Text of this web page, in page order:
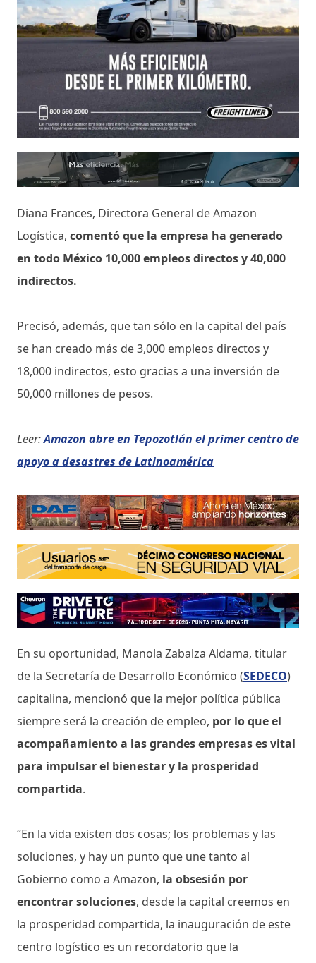
Diana Frances, Directora General de Amazon
Logística, comentó que la empresa ha generado
en todo México 10,000 empleos directos y 40,000
indirectos.
Precisó, además, que tan sólo en la capital del país
se han creado más de 3,000 empleos directos y
18,000 indirectos, esto gracias a una inversión de
50,000 millones de pesos.
Leer:Amazon abre en Tepozotlán el primer centro de
apoyo a desastres de Latinoamérica
En su oportunidad, Manola Zabalza Aldama, titular
de la Secretaría de Desarrollo Económico (SEDECO)
capitalina, mencionó que la mejor política pública
siempre será la creación de empleo, por lo que el
acompañamiento a las grandes empresas es vital
para impulsar el bienestar y la prosperidad
compartida.
“En la vida existen dos cosas; los problemas y las
soluciones, y hay un punto que une tanto al
Gobierno como a Amazon, la obsesión por
encontrar soluciones, desde la capital creemos en
la prosperidad compartida, la inauguración de este
centro logístico es un recordatorio que la